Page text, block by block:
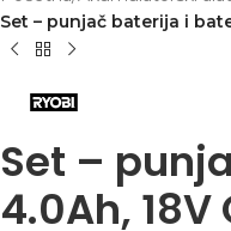
Set – punjač baterija i
Set –
4.0Ah, 18V